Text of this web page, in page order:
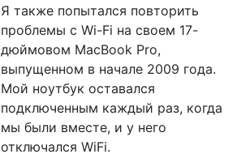
Я также попытался повторить
проблемы с Wi-Fi на своем 17-
дюймовом MacBook Pro,
выпущенном в начале 2009 года.
Мой ноутбук оставался
подключенным каждый раз, когда
мы были вместе, и у него
отключался WiFi.